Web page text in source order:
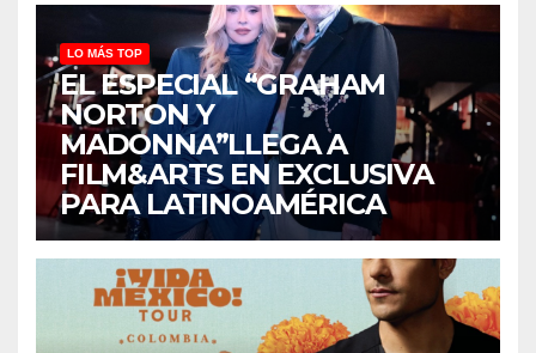
LO MÁS TOP
EL ESPECIAL “GRAHAM
NORTON Y
MADONNA”LLEGA A
FILM&ARTS EN EXCLUSIVA
PARA LATINOAMÉRICA